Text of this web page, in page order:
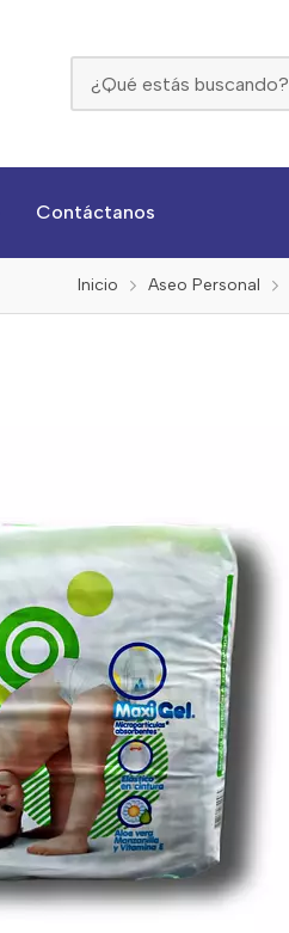
Contáctanos
Inicio Aseo Personal